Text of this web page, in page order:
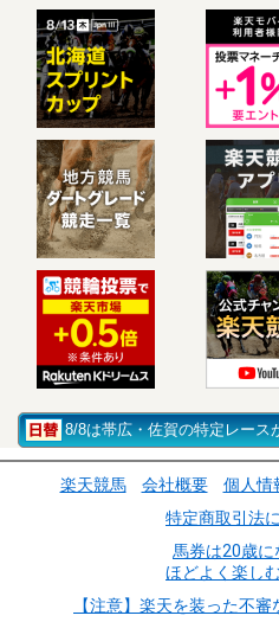
8/8は帯広・佐賀の特定レース
楽天競馬 会社概要 個人情
特定商取引法
馬券は20歳に
ほどよく楽し
【注意】楽天を装った不